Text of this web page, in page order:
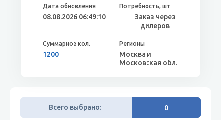
08.08.2026 06:49:10
1200
Заказ через
дилеров
Москва и
Московская обл.
Всего выбрано: 0